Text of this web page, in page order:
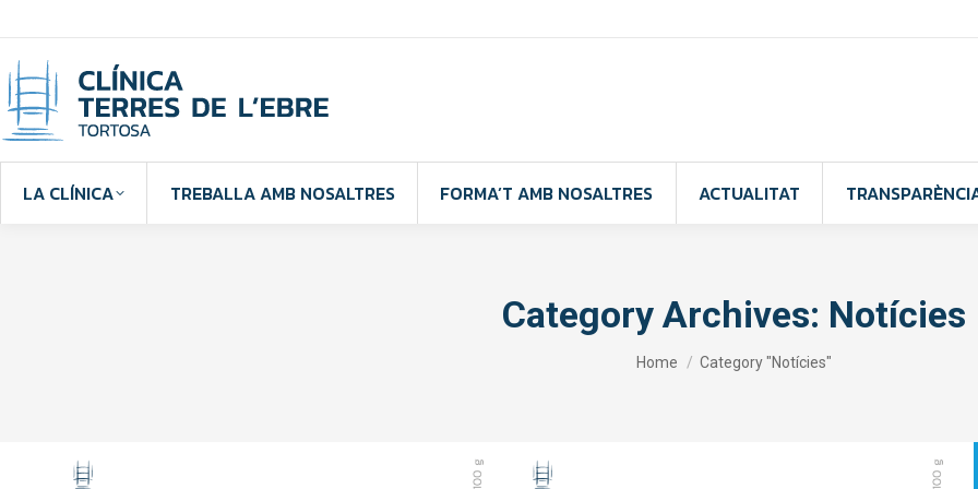
LA CLÍNICA TREBALLA AMB NOSALTRES FORMA’T AMB NOSALTRES ACTUALITAT
Category Archives: Notícies
Home Category "Notícies"